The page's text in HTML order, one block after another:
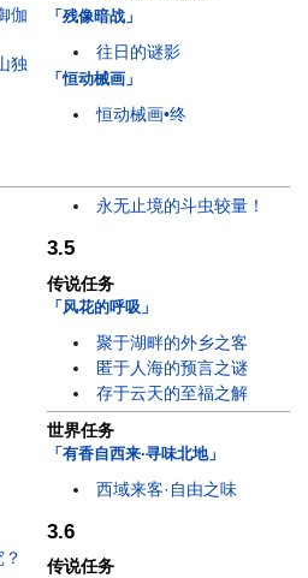
伽
独
「残像暗战」
往日的谜影
「恒动械画」
恒动械画•终
永无止境的斗虫较量！
3.5
传说任务
「风花的呼吸」
聚于湖畔的外乡之客
匿于人海的预言之谜
存于云天的至福之解
世界任务
「有香自西来·寻味北地」
西域来客·自由之味
3.6
传说任务